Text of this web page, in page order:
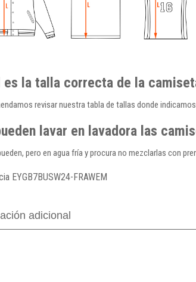
es la talla correcta de la
revisar nuestra tabla de tallas donde
lavar en lavadora las
pero en agua fría y procura no mezclarlas con
EYGB7BUSW24-FRAWEM
adicional